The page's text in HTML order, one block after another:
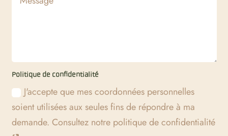
Politique de confidentialité
J'accepte que mes coordonnées personnelles
soient utilisées aux seules fins de répondre à ma
demande. Consultez notre politique de confidentialité